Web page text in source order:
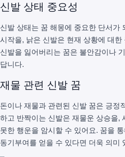
신발 상태 중요성
신발 상태는 꿈 해몽에 중요한 단서가
시작을, 낡은 신발은 현재 상황에 대
신발을 잃어버리는 꿈은 불안감이나
답니다.
재물 관련 신발 꿈
돈이나 재물과 관련된 신발 꿈은 긍정
하고 반짝이는 신발은 재물운 상승을,
못한 행운을 암시할 수 있어요. 꿈을
동기부여를 얻을 수 있다면 더욱 의미